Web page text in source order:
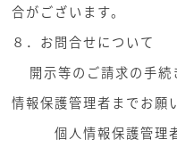
合がございます。
８．お問合せについて
開示等のご請求の手続
情報保護管理者までお願
個人情報保護管理